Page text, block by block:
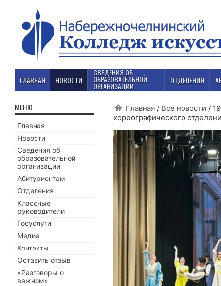
ГЛАВНАЯ НОВОСТИ
СВЕДЕНИЯ ОБ
ОБРАЗОВАТЕЛЬНОЙ
ОРГАНИЗАЦИИ
ОТДЕЛЕНИЯ
Главная / Все новости /
хореографического
МЕНЮ
Главная
Новости
Сведения об
образовательной
организации
Абитуриентам
Отделения
Классные
руководители
Госуслуги
Медиа
Контакты
Оставить отзыв
«Разговоры о
важном»